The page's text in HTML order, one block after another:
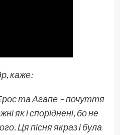
каже:
та Агапе – почуття
як і споріднені, бо не
Ця пісня якраз і була